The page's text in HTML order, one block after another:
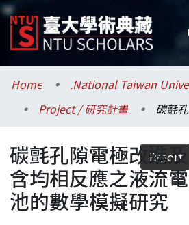
Communities & Collections
Research Outputs
Fundings & Projects
Researchers
Home
Project / 研究計畫
Export
碳氈孔隙電極改進及
含均相反應之液流電
池的數學模擬研究